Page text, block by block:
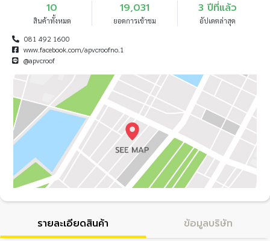
10
สินค้าทั้งหมด
19,031
ยอดการเข้าชม
3 ปีที่แล้ว
อัปเดตล่าสุด
081 492 1600
www.facebook.com/apvcroofno.1
@apvcroof
รายละเอียดสินค้า ข้อมูลบริษัท